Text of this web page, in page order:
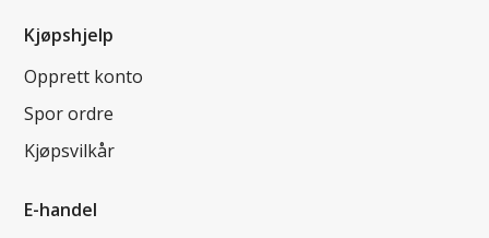
Kjøpshjelp
Opprett konto
Spor ordre
Kjøpsvilkår
E-handel